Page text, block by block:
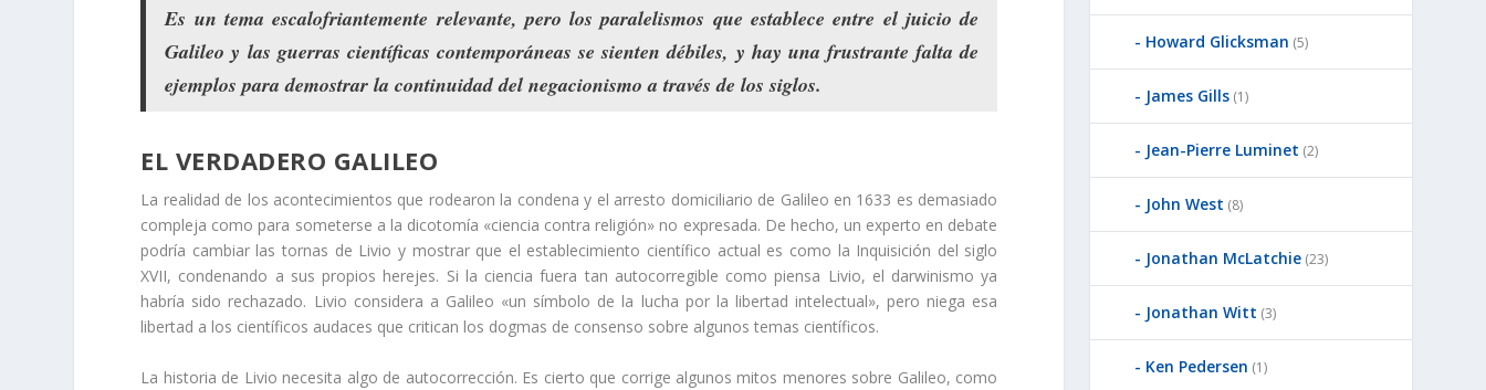
Es untema escalofriantemente relevante, pero los paralelismos que establece entre el juicio de
Galileo y las guerras científicas contemporáneasse sienten débiles, y hay una frustrante falta de
ejemplos para demostrarla continuidad del negacionismo a través de los siglos.
EL VERDADERO GALILEO
La realidad de los acontecimientos que rodearon la condena y el arresto domiciliario de Galileo en 1633 es demasiado
compleja como para someterse a la dicotomía «ciencia contra religión» no expresada. De hecho, un experto en debate
podría cambiar las tornas de Livio y mostrar que el establecimiento científico actual es como la Inquisición del siglo
XVII, condenando a sus propios herejes. Si la ciencia fuera tan autocorregible como piensa Livio, el darwinismo ya
habría sido rechazado. Livio considera a Galileo «un símbolo de la lucha por la libertad intelectual», pero niega esa
libertad a los científicos audaces que critican los dogmas de consenso sobre algunos temas científicos.
La historia de Livio necesita algo de autocorrección. Es cierto que corrige algunos mitos menores sobre Galileo, como
Howard Glicksman (5)
James Gills (1)
Jean-Pierre Luminet (2)
John West (8)
Jonathan McLatchie (23)
Jonathan Witt (3)
Ken Pedersen (1)